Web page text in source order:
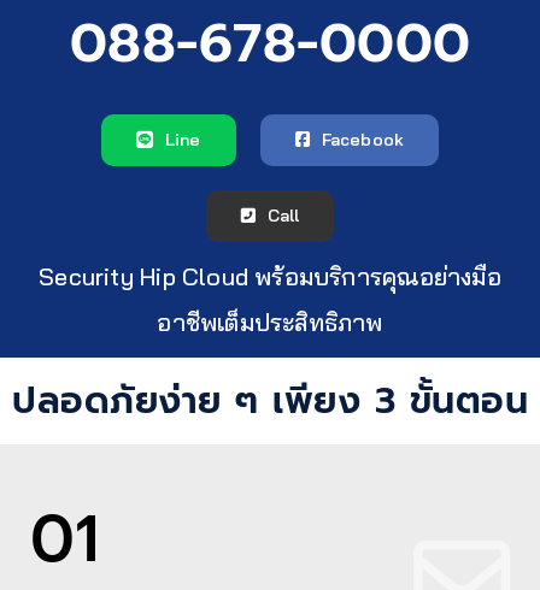
088-678-0000
Line Facebook
Call
Security Hip Cloud พร้อมบริการคุณอย่างมือ
อาชีพเต็มประสิทธิภาพ
ปลอดภัยง่าย ๆ เพียง 3 ขั้นตอน
01